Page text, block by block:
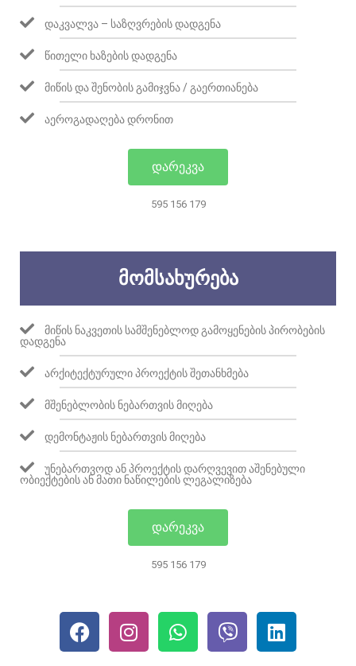
ᲓᲐᲙᲕᲐᲚᲕᲐ – ᲡᲐᲖᲦᲕᲠᲔᲑᲘᲡ ᲓᲐᲓᲒᲔᲜᲐ
ᲬᲘᲗᲔᲚᲘ ᲮᲐᲖᲔᲑᲘᲡ ᲓᲐᲓᲒᲔᲜᲐ
ᲛᲘᲬᲘᲡ ᲓᲐ ᲨᲔᲜᲝᲑᲘᲡ ᲒᲐᲛᲘᲯᲕᲜᲐ / ᲒᲐᲔᲠᲗᲘᲐᲜᲔᲑᲐ
ᲐᲔᲠᲝᲒᲐᲓᲐᲦᲔᲑᲐ ᲓᲠᲝᲜᲘᲗ
ᲓᲐᲠᲔᲙᲕᲐ
595 156 179
ᲛᲝᲛᲡᲐᲮᲣᲠᲔᲑᲐ
ᲛᲘᲬᲘᲡ ᲜᲐᲙᲕᲔᲗᲘᲡ ᲡᲐᲛᲨᲔᲜᲔᲑᲚᲝᲓ ᲒᲐᲛᲝᲧᲔᲜᲔᲑᲘᲡ ᲞᲘᲠᲝᲑᲔᲑᲘᲡ
ᲓᲐᲓᲒᲔᲜᲐ
ᲐᲠᲥᲘᲢᲔᲥᲢᲣᲠᲣᲚᲘ ᲞᲠᲝᲔᲥᲢᲘᲡ ᲨᲔᲗᲐᲜᲮᲛᲔᲑᲐ
ᲛᲨᲔᲜᲔᲑᲚᲝᲑᲘᲡ ᲜᲔᲑᲐᲠᲗᲕᲘᲡ ᲛᲘᲦᲔᲑᲐ
ᲓᲔᲛᲝᲜᲢᲐᲟᲘᲡ ᲜᲔᲑᲐᲠᲗᲕᲘᲡ ᲛᲘᲦᲔᲑᲐ
ᲣᲜᲔᲑᲐᲠᲗᲕᲝᲓ ᲐᲜ ᲞᲠᲝᲔᲥᲢᲘᲡ ᲓᲐᲠᲦᲕᲔᲕᲘᲗ ᲐᲨᲔᲜᲔᲑᲣᲚᲘ
ᲝᲑᲘᲔᲥᲢᲔᲑᲘᲡ ᲐᲜ ᲛᲐᲗᲘ ᲜᲐᲬᲘᲚᲔᲑᲘᲡ ᲚᲔᲒᲐᲚᲘᲖᲔᲑᲐ
ᲓᲐᲠᲔᲙᲕᲐ
595 156 179